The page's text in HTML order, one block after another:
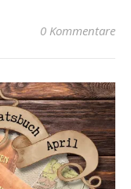
0 Kommentare